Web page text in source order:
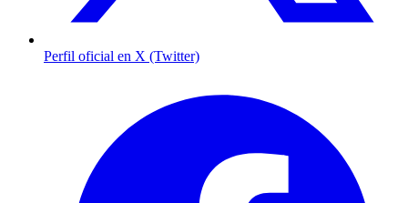
Perfil oficial en X (Twitter)